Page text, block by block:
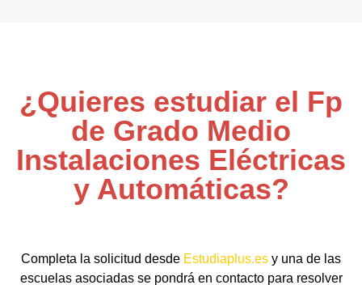
¿Quieres estudiar el Fp
de Grado Medio
Instalaciones Eléctricas
y Automáticas?
Completa la solicitud desde Estudiaplus.es y una de las
escuelas asociadas se pondrá en contacto para resolver